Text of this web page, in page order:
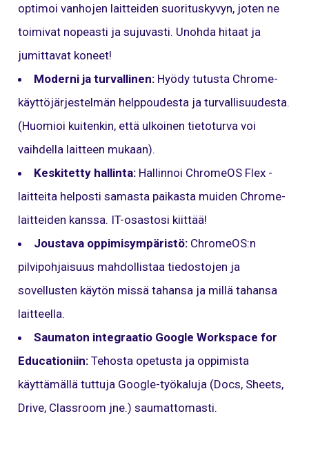
optimoi vanhojen laitteiden suorituskyvyn, joten ne
toimivat nopeasti ja sujuvasti. Unohda hitaat ja
jumittavat koneet!
Moderni ja turvallinen: Hyödy tutusta Chrome-
käyttöjärjestelmän helppoudesta ja turvallisuudesta.
(Huomioi kuitenkin, että ulkoinen tietoturva voi
vaihdella laitteen mukaan).
Keskitetty hallinta: Hallinnoi ChromeOS Flex -
laitteita helposti samasta paikasta muiden Chrome-
laitteiden kanssa. IT-osastosi kiittää!
Joustava oppimisympäristö: ChromeOS:n
pilvipohjaisuus mahdollistaa tiedostojen ja
sovellusten käytön missä tahansa ja millä tahansa
laitteella.
Saumaton integraatio Google Workspace for
Educationiin: Tehosta opetusta ja oppimista
käyttämällä tuttuja Google-työkaluja (Docs, Sheets,
Drive, Classroom jne.) saumattomasti.